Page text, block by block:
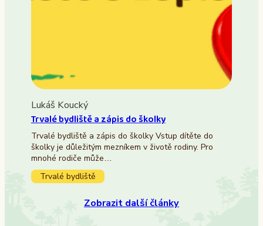
Lukáš Koucký
Trvalé bydliště a zápis do školky
Trvalé bydliště a zápis do školky Vstup dítěte do
školky je důležitým mezníkem v životě rodiny. Pro
mnohé rodiče může…
Trvalé bydliště
Zobrazit další články